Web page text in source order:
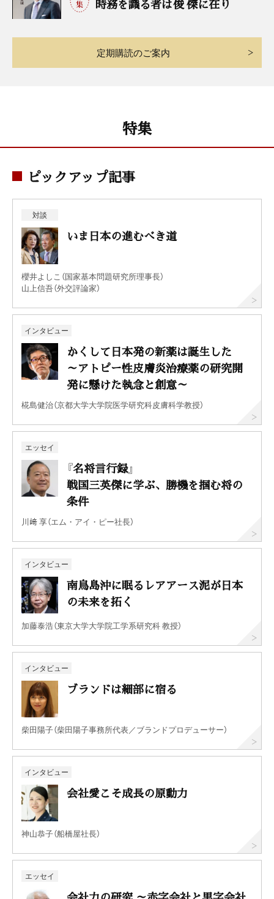
時務を識る者は俊傑に在り
定期購読のご案内
特集
ピックアップ記事
対談
いま日本の進むべき道
櫻井よしこ（国家基本問題研究所理事長）
山上信吾（外交評論家）
インタビュー
かくして日本発の新薬は誕生した
～アトピー性皮膚炎治療薬の研究開
発に懸けた執念と創意～
椛島健治（京都大学大学院医学研究科皮膚科学教授）
エッセイ
『名将言行録』
戦国三英傑に学ぶ、勝機を掴む将の
条件
川﨑 享（エム・アイ・ピー社長）
インタビュー
南鳥島沖に眠るレアアース泥が日本
の未来を拓く
加藤泰浩（東京大学大学院工学系研究科 教授）
インタビュー
ブランドは細部に宿る
柴田陽子（柴田陽子事務所代表／ブランドプロデューサー）
インタビュー
会社愛こそ成長の原動力
神山恭子（船橋屋社長）
エッセイ